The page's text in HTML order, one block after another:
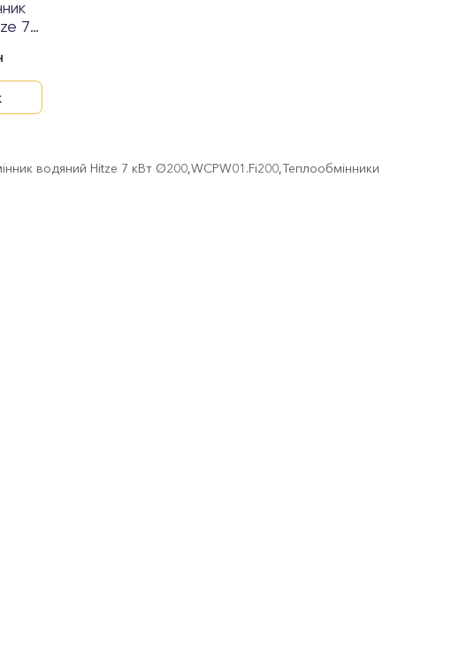
7
водяний Нitze 7 кВт Ø200,WCPW01.Fi200,Теплообмінники